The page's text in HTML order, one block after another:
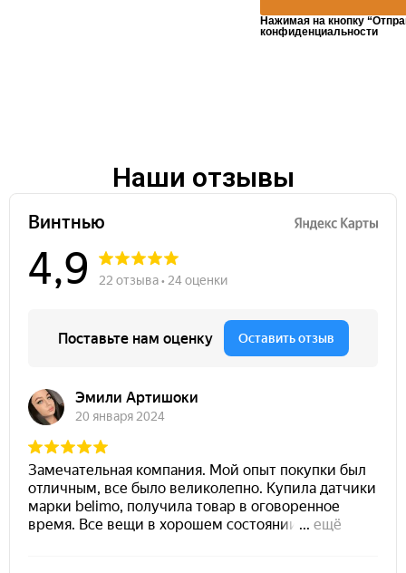
Нажимая на кнопку
конфиденциальности
Наши отзывы